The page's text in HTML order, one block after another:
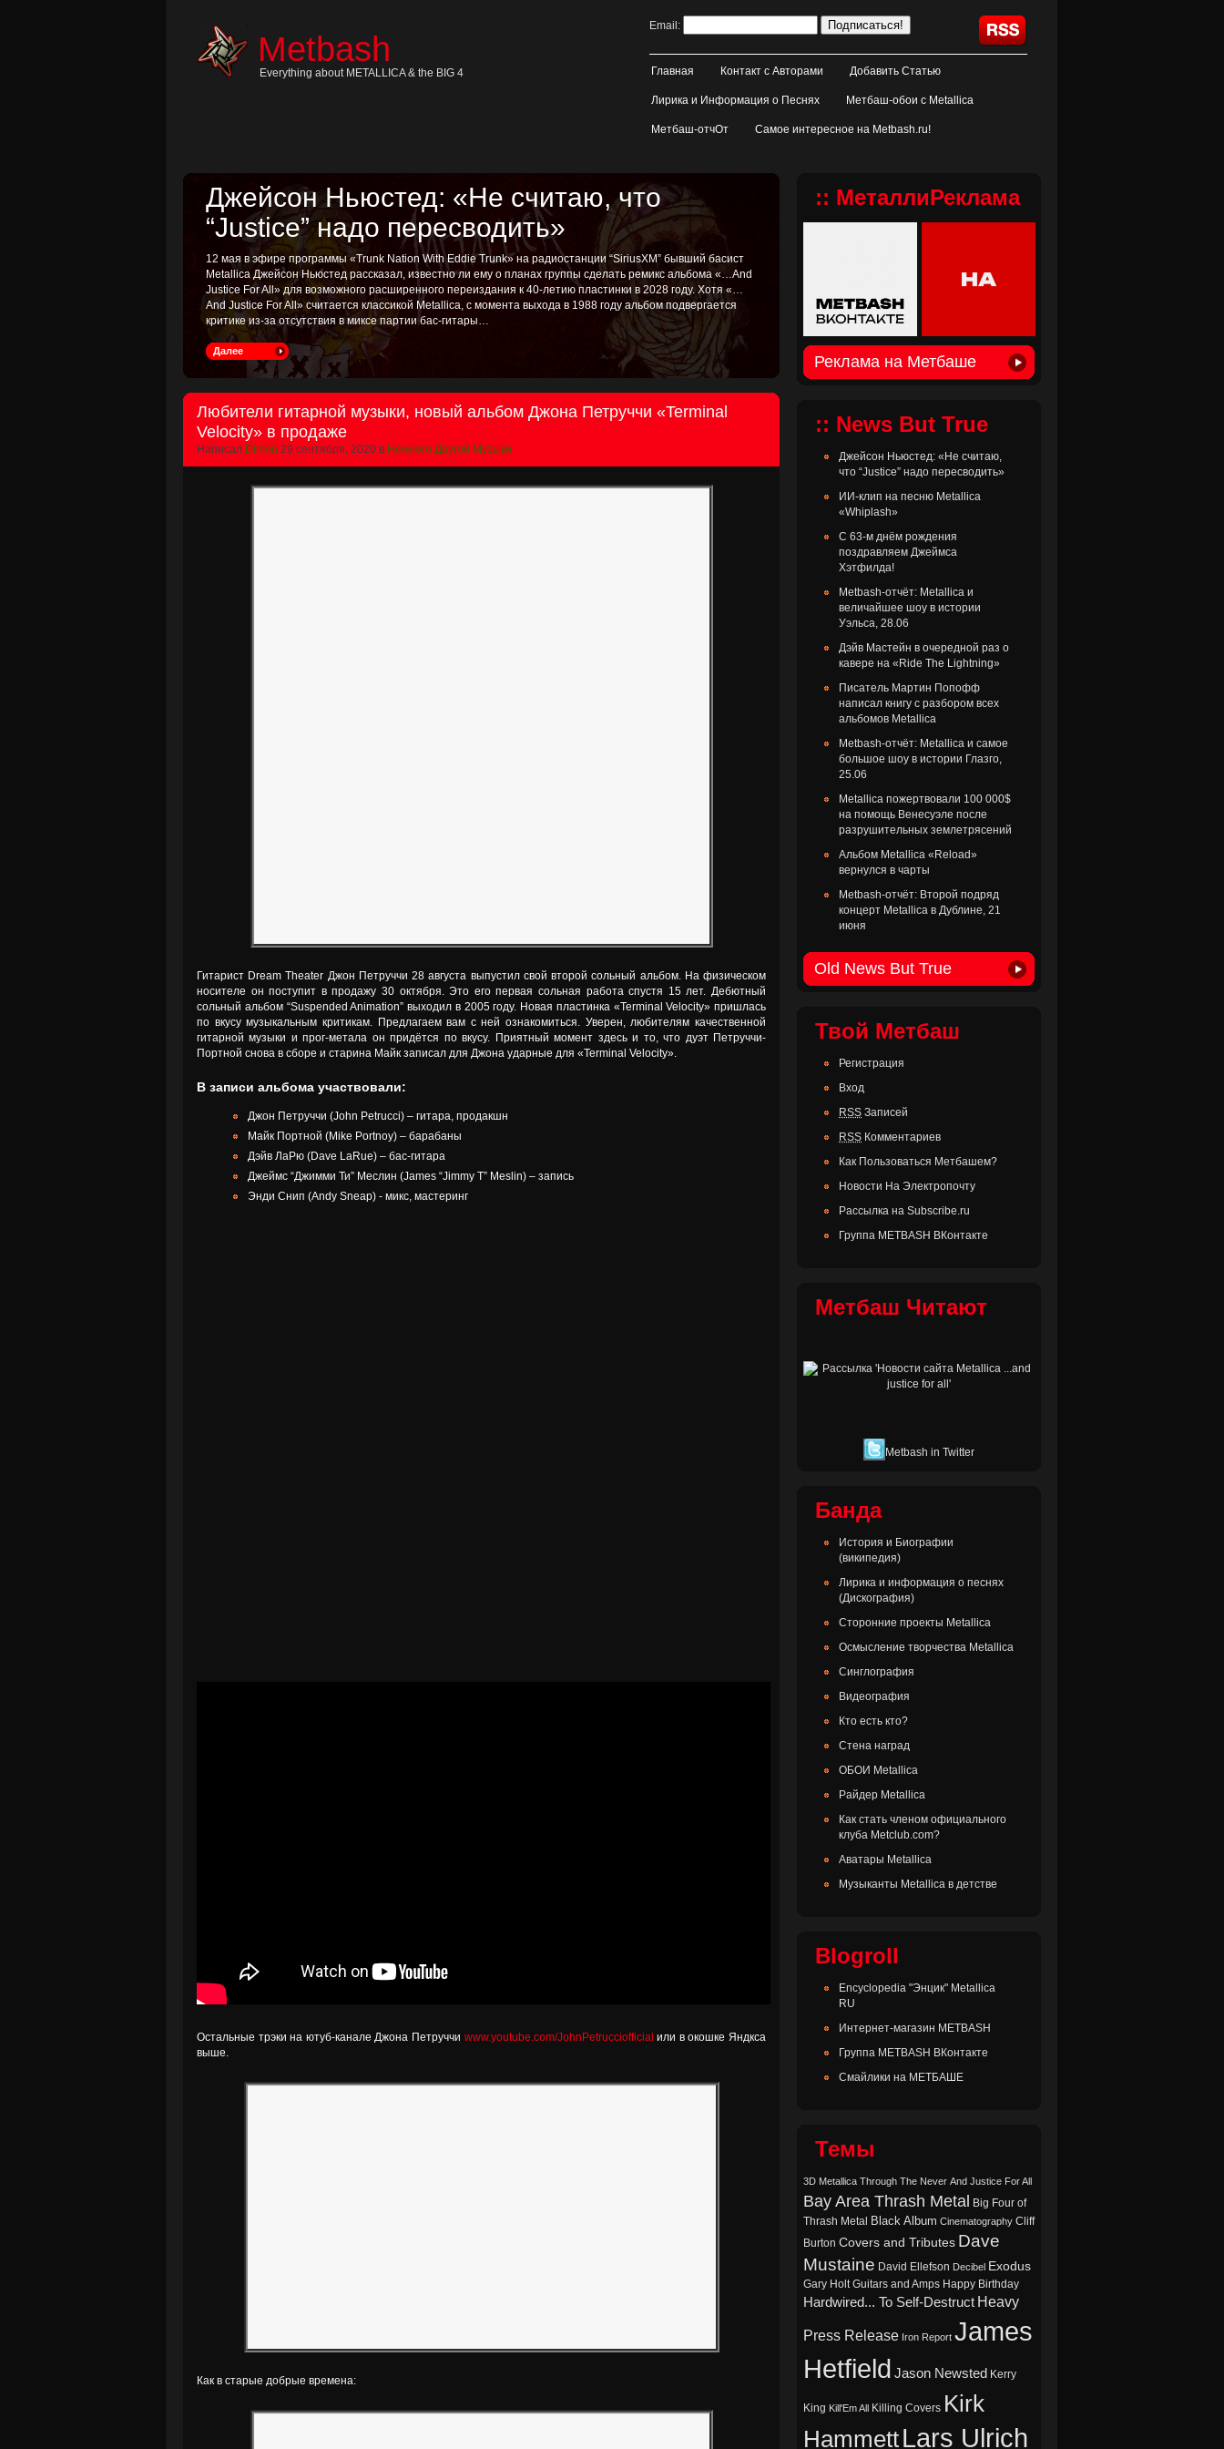
Metbash
Everything about METALLICA & the BIG 4
Email:
Главная Контакт с Авторами Добавить Статью
Лирика и Информация о Песнях Метбаш-обои с Metallica
Метбаш-отчОт Самое интересное на Metbash.ru!
Джейсон Ньюстед: «Не считаю, что
“Justice” надо пересводить»
12 мая в эфире программы «Trunk Nation With Eddie Trunk» на радиостанции “SiriusXM” бывший басист
Metallica Джейсон Ньюстед рассказал, известно ли ему о планах группы сделать ремикс альбома «…And
Justice For All» для возможного расширенного переиздания к 40-летию пластинки в 2028 году. Хотя «…
And Justice For All» считается классикой Metallica, с момента выхода в 1988 году альбом подвергается
критике из-за отсутствия в миксе партии бас-гитары…
Далее
Любители гитарной музыки, новый альбом Джона Петруччи «Terminal
Velocity» в продаже
Написал Dimon 29 сентября, 2020 в Немного Другой Музыки
Гитарист Dream Theater Джон Петруччи 28 августа выпустил свой второй сольный альбом. На физическом
носителе он поступит в продажу 30 октября. Это его первая сольная работа спустя 15 лет. Дебютный
сольный альбом “Suspended Animation” выходил в 2005 году. Новая пластинка «Terminal Velocity» пришлась
по вкусу музыкальным критикам. Предлагаем вам с ней ознакомиться. Уверен, любителям качественной
гитарной музыки и прог-метала он придётся по вкусу. Приятный момент здесь и то, что дуэт Петруччи-
Портной снова в сборе и старина Майк записал для Джона ударные для «Terminal Velocity».
В записи альбома участвовали:
Джон Петруччи (John Petrucci) – гитара, продакшн
Майк Портной (Mike Portnoy) – барабаны
Дэйв ЛаРю (Dave LaRue) – бас-гитара
Джеймс “Джимми Ти” Меслин (James “Jimmy T” Meslin) – запись
Энди Снип (Andy Sneap) - микс, мастеринг
Остальные трэки на ютуб-канале Джона Петруччи www.youtube.com/JohnPetrucciofficial или в окошке Яндкса
выше.
Как в старые добрые времена:
:: МеталлиРеклама
Реклама на Метбаше
:: News But True
Джейсон Ньюстед: «Не считаю,
что “Justice” надо пересводить»
ИИ-клип на песню Metallica
«Whiplash»
С 63-м днём рождения
поздравляем Джеймса
Хэтфилда!
Metbash-отчёт: Metallica и
величайшее шоу в истории
Уэльса, 28.06
Дэйв Мастейн в очередной раз о
кавере на «Ride The Lightning»
Писатель Мартин Попофф
написал книгу с разбором всех
альбомов Metallica
Metbash-отчёт: Metallica и самое
большое шоу в истории Глазго,
25.06
Metallica пожертвовали 100 000$
на помощь Венесуэле после
разрушительных землетрясений
Альбом Metallica «Reload»
вернулся в чарты
Metbash-отчёт: Второй подряд
концерт Metallica в Дублине, 21
июня
Old News But True
Твой Метбаш
Регистрация
Вход
RSS Записей
RSS Комментариев
Как Пользоваться Метбашем?
Новости На Электропочту
Рассылка на Subscribe.ru
Группа METBASH ВКонтакте
Метбаш Читают
Metbash in Twitter
Банда
История и Биографии
(википедия)
Лирика и информация о песнях
(Дискография)
Сторонние проекты Metallica
Осмысление творчества Metallica
Синглография
Видеография
Кто есть кто?
Стена наград
ОБОИ Metallica
Райдер Metallica
Как стать членом официального
клуба Metclub.com?
Аватары Metallica
Музыканты Metallica в детстве
Blogroll
Encyclopedia "Энцик" Metallica
RU
Интернет-магазин METBASH
Группа METBASH ВКонтакте
Смайлики на МЕТБАШЕ
Темы
3D Metallica Through The Never And Justice For All
Bay Area Thrash Metal Big Four of
Thrash Metal Black Album Cinematography Cliff
Burton Covers and Tributes Dave
Mustaine David Ellefson Decibel Exodus
Gary Holt Guitars and Amps Happy Birthday
Hardwired... To Self-Destruct Heavy
Press Release Iron Report James
Hetfield Jason Newsted Kerry
King Kill'Em All Killing Covers Kirk
HammettLars Ulrich